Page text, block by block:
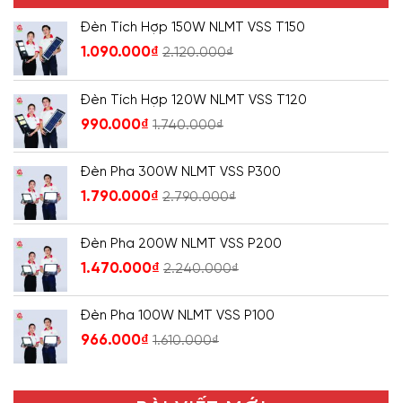
Đèn Tích Hợp 150W NLMT VSS T150
1.090.000₫ 2.120.000₫
Đèn Tích Hợp 120W NLMT VSS T120
990.000₫ 1.740.000₫
Đèn Pha 300W NLMT VSS P300
1.790.000₫ 2.790.000₫
Đèn Pha 200W NLMT VSS P200
1.470.000₫ 2.240.000₫
Đèn Pha 100W NLMT VSS P100
966.000₫ 1.610.000₫